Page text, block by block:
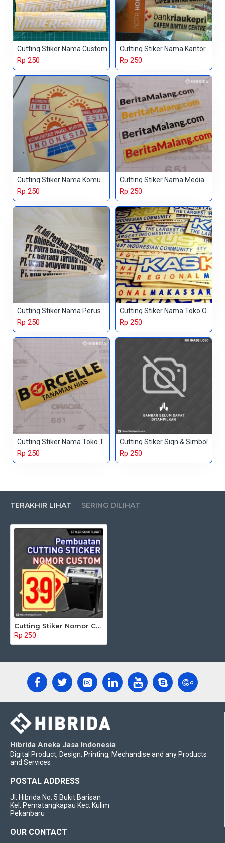
Cutting Stiker Nama Custom
Rp 250
Cutting Stiker Nama Kantor
Rp 250
Rp 250 Rp 250
Rp 250 Rp 250
Cutting Stiker Nama Toko Tanaman Hias
Rp 250
Cutting Stiker Sign & Simbol
Rp 250
TERAKHIR LIHAT SERING DILIHAT
Cutting Stiker Nomor Custom
Rp 250
Hibrida Aneka Jasa Indonesia
Digital Product, Design, Printing, Mechandise and any Products
and Services
POSTAL ADDRESS
Jl. Hibrida No. 5 Bukit Barisan
Kel. Pematangkapau Kec. Kulim
Pekanbaru
OUR CONTACT